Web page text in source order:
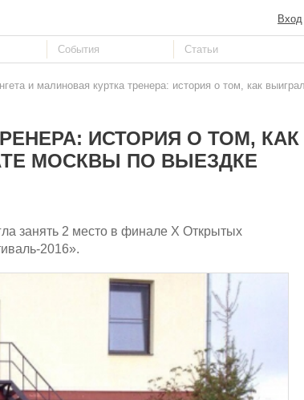
Вход
и малиновая куртка тренера: история о том, как
ИСТОРИЯ О ТОМ, КАК
МОСКВЫ ПО ВЫЕЗДКЕ
занять 2 место в финале Х Открытых
2016».